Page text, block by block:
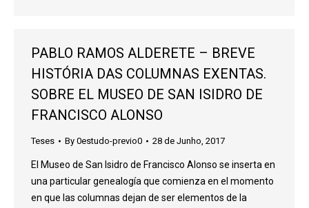
PABLO RAMOS ALDERETE – BREVE
HISTÓRIA DAS COLUMNAS EXENTAS.
SOBRE EL MUSEO DE SAN ISIDRO DE
FRANCISCO ALONSO
Teses By 0estudo-previo0 28 de Junho, 2017
El Museo de San Isidro de Francisco Alonso se inserta en
una particular genealogía que comienza en el momento
en que las columnas dejan de ser elementos de la